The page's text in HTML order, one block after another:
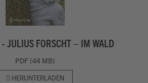
- JULIUS FORSCHT – IM WALD
PDF (44 MB)
HERUNTERLADEN